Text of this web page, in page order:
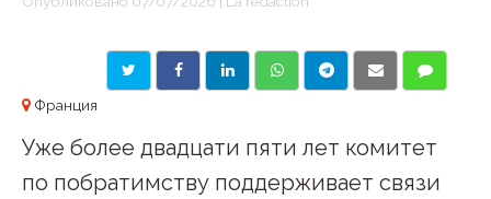
Франция
Уже более двадцати пяти лет комитет
по побратимству поддерживает связи